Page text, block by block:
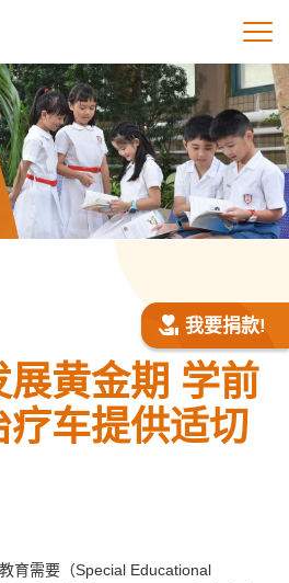
打
我要捐款!
黄金期 学前
疗车提供适切
育需要（Special Educational